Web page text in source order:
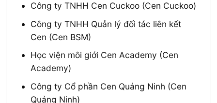
Công ty TNHH Cen Cuckoo (Cen Cuckoo)
Công ty TNHH Quản lý đối tác liên kết
Cen (Cen BSM)
Học viện môi giới Cen Academy (Cen
Academy)
Công ty Cổ phần Cen Quảng Ninh (Cen
Quảng Ninh)